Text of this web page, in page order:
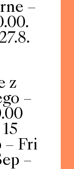
–
z
–
– Fri
–